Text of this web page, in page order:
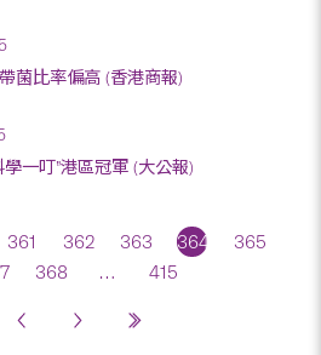
菌比率偏高 (香港商報)
學一叮”港區冠軍 (大公報)
361 362 363 364
365
368 … 415